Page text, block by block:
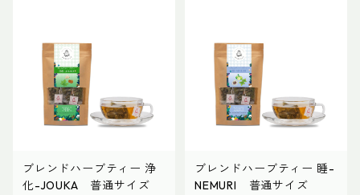
ブレンドハーブティー 浄
化-JOUKA 普通サイズ
ブレンドハーブティー 睡-
NEMURI 普通サイズ